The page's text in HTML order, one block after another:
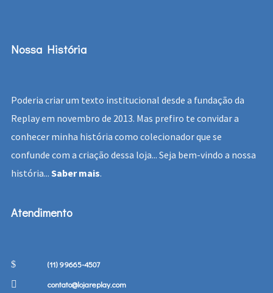
Nossa História
Poderia criar um texto institucional desde a fundação da
Replay em novembro de 2013. Mas prefiro te convidar a
conhecer minha história como colecionador que se
confunde com a criação dessa loja... Seja bem-vindo a nossa
história... Saber mais.
Atendimento
(11) 99665-4507
contato@lojareplay.com